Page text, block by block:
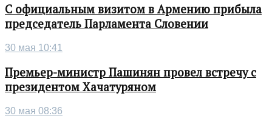
С официальным визитом в Армению прибыла
председатель Парламента Словении
30 мая 10:41
Премьер-министр Пашинян провел встречу с
президентом Хачатуряном
30 мая 08:36